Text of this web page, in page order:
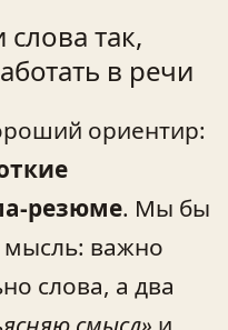
слова так,
в речи
ориентир:
. Мы бы
мысль: важно
слова, а два